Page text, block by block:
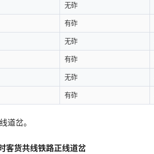
无砟
有砟
无砟
有砟
无砟
有砟
道岔。
客货共线铁路正线道岔